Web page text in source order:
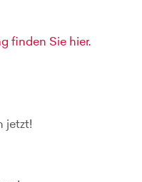
finden Sie hier.
jetzt!